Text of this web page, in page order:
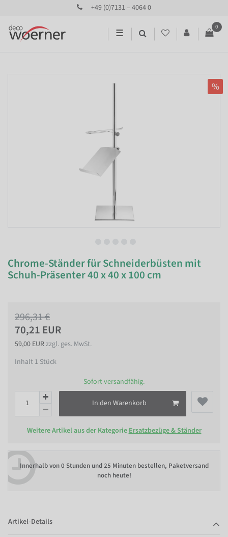
+49 (0)7131 – 4064 0
☰
0
%
Chrome-Ständer für Schneiderbüsten mit
Schuh-Präsenter 40 x 40 x 100 cm
296,31 €
70,21 EUR
59,00 EURzzgl. ges. MwSt.
Inhalt 1 Stück
Sofort versandfähig.
In den Warenkorb
Weitere Artikel aus der Kategorie Ersatzbezüge & Ständer
Innerhalb von0 Stunden und 25 Minuten bestellen, Paketversand
noch heute!
Artikel-Details